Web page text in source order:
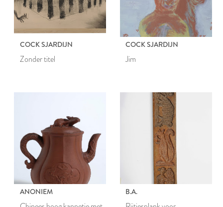
COCK SJARDIJN
Zonder titel
COCK SJARDIJN
Jim
ANONIEM B.A.